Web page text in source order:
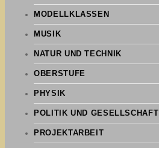
MODELLKLASSEN
MUSIK
NATUR UND TECHNIK
OBERSTUFE
PHYSIK
POLITIK UND GESELLSCHAFT
PROJEKTARBEIT